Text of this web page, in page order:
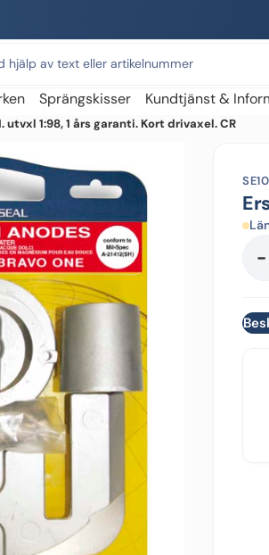
Sprängskisser Kundtjänst &
1:98, 1 års garanti. Kort drivaxel. CR
-